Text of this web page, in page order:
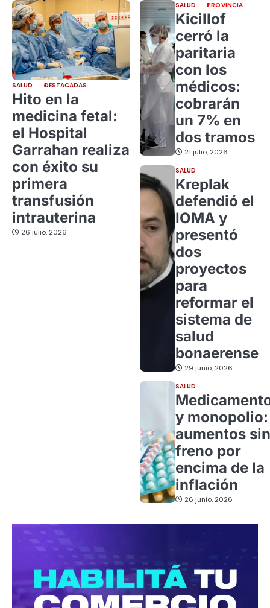
SALUD DESTACADAS
Hito en la
medicina fetal:
el Hospital
Garrahan realiza
con éxito su
primera
transfusión
intrauterina
26 julio, 2026
SALUD PROVINCIA
Kicillof
cerró la
paritaria
con los
médicos:
cobrarán
un 7% en
dos tramos
21 julio, 2026
SALUD
Kreplak
defendió el
IOMA y
presentó
dos
proyectos
para
reformar el
sistema de
salud
bonaerense
29 junio, 2026
SALUD
y monopolio:
aumentos sin
freno por
encima de la
inflación
26 junio, 2026